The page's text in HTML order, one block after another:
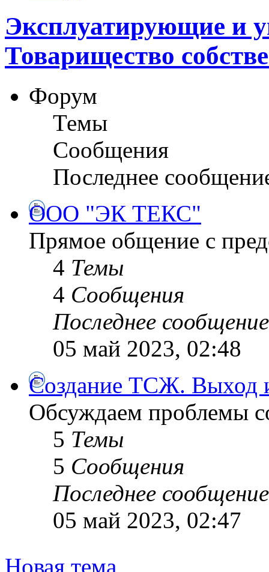
Эксплуатирующие и
Товарищество
Форум
Темы
Сообщения
Последнее
ООО "ЭК ТЕКС"
Прямое общение с
4 Темы
4 Сообщения
Последнее сообщение
05 май 2023, 02:48
Создание ТСЖ. Выход
Обсуждаем проблемы
5 Темы
5 Сообщения
Последнее сообщение
05 май 2023, 02:47
Новая тема